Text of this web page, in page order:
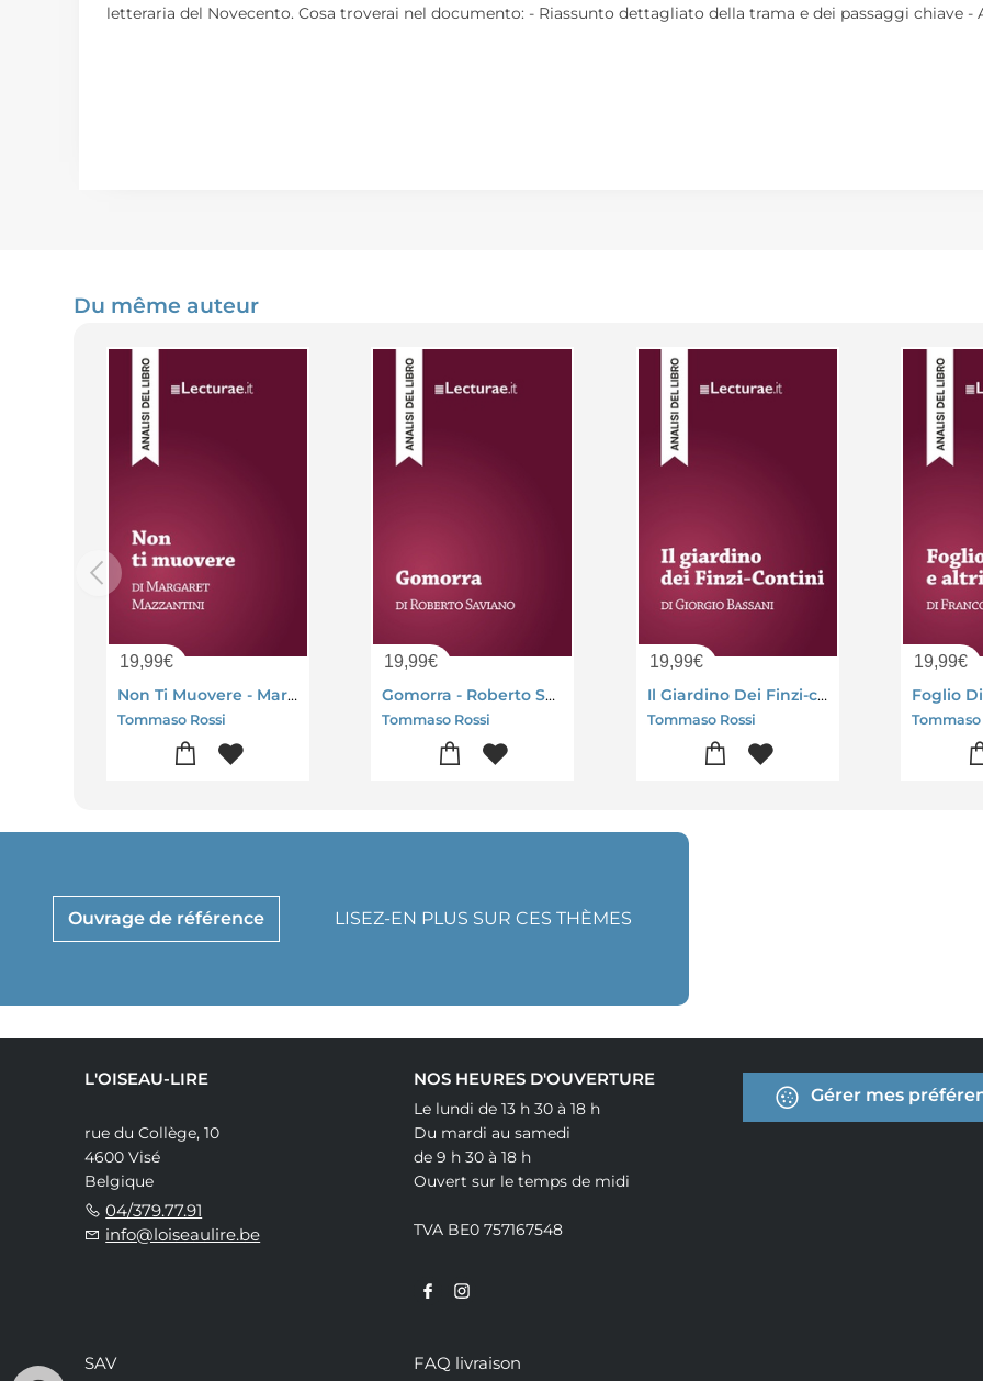
letteraria del Novecento. Cosa troverai nel documento: - Riassunto dettagliato della trama e dei passaggi chiave -
Du même auteur
19,99€
Non Ti Muovere - Margaret Mazzantini (analisi Del Libro)
Tommaso Rossi
19,99€
Gomorra - Roberto Saviano (analisi Del Libro)
Tommaso Rossi
19,99€
Il Giardino Dei Finzi-contini - Giorgio Bassani (analisi Del Libro)
Tommaso Rossi
19,99€
Tommaso
Ouvrage de référence LISEZ-EN PLUS SUR CES THÈMES
L'OISEAU-LIRE
rue du Collège, 10
4600 Visé
Belgique
04/379.77.91
info@loiseaulire.be
NOS HEURES D'OUVERTURE
Le lundi de 13 h 30 à 18 h
Du mardi au samedi
de 9 h 30 à 18 h
Ouvert sur le temps de midi
TVA BE0 757167548
Gérer mes
SAV FAQ livraison